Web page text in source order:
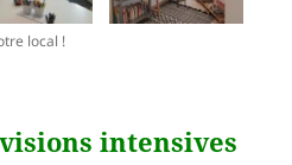
local !
intensives